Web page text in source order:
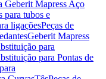
Geberit Mapress Aço
para tubos e
ligaçõesPeças de
Geberit Mapress
para
para Pontas de